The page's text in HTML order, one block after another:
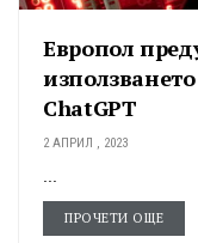
Европол
ChatGPT
2 АПРИЛ , 2023
...
ПРОЧЕТИ ОЩЕ